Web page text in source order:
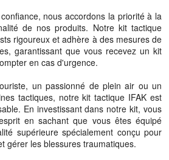
nous accordons la priorité à la
de nos produits. Notre kit tactique
rigoureux et adhère à des mesures de
garantissant que vous recevez un kit
en cas d'urgence.
un passionné de plein air ou un
tactiques, notre kit tactique IFAK est
En investissant dans notre kit, vous
en sachant que vous êtes équipé
supérieure spécialement conçu pour
gérer les blessures traumatiques.